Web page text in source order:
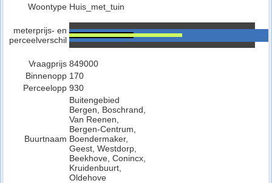
Woontype Huis_met_tuin
meterprijs- en
perceelverschil
Vraagprijs 849000
Binnenopp 170
Perceelopp 930
Buurtnaam
Buitengebied
Bergen, Boschrand,
Van Reenen,
Bergen-Centrum,
Boendermaker,
Geest, Westdorp,
Beekhove, Conincx,
Kruidenbuurt,
Oldehove